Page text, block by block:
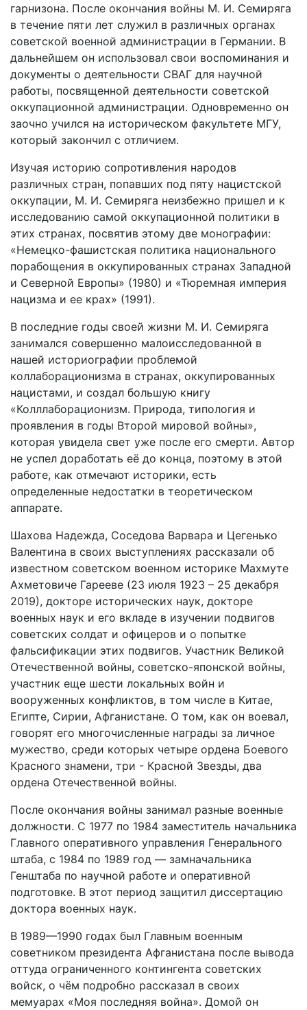
гарнизона. После окончания войны М. И. Семиряга
в течение пяти лет служил в различных органах
советской военной администрации в Германии. В
дальнейшем он использовал свои воспоминания и
документы о деятельности СВАГ для научной
работы, посвященной деятельности советской
оккупационной администрации. Одновременно он
заочно учился на историческом факультете МГУ,
который закончил с отличием.
Изучая историю сопротивления народов
различных стран, попавших под пяту нацистской
оккупации, М. И. Семиряга неизбежно пришел и к
исследованию самой оккупационной политики в
этих странах, посвятив этому две монографии:
«Немецко-фашистская политика национального
порабощения в оккупированных странах Западной
и Северной Европы» (1980) и «Тюремная империя
нацизма и ее крах» (1991).
В последние годы своей жизни М. И. Семиряга
занимался совершенно малоисследованной в
нашей историографии проблемой
коллаборационизма в странах, оккупированных
нацистами, и создал большую книгу
«Колллаборационизм. Природа, типология и
проявления в годы Второй мировой войны»,
которая увидела свет уже после его смерти. Автор
не успел доработать её до конца, поэтому в этой
работе, как отмечают историки, есть
определенные недостатки в теоретическом
аппарате.
Шахова Надежда, Соседова Варвара и Цегенько
Валентина в своих выступлениях рассказали об
известном советском военном историке Махмуте
Ахметовиче Гарееве (23 июля 1923 – 25 декабря
2019), докторе исторических наук, докторе
военных наук и его вкладе в изучении подвигов
советских солдат и офицеров и о попытке
фальсификации этих подвигов. Участник Великой
Отечественной войны, советско-японской войны,
участник еще шести локальных войн и
вооруженных конфликтов, в том числе в Китае,
Египте, Сирии, Афганистане. О том, как он воевал,
говорят его многочисленные награды за личное
мужество, среди которых четыре ордена Боевого
Красного знамени, три - Красной Звезды, два
ордена Отечественной войны.
После окончания войны занимал разные военные
должности. С 1977 по 1984 заместитель начальника
Главного оперативного управления Генерального
штаба, с 1984 по 1989 год — замначальника
Генштаба по научной работе и оперативной
подготовке. В этот период защитил диссертацию
доктора военных наук.
В 1989—1990 годах был Главным военным
советником президента Афганистана после вывода
оттуда ограниченного контингента советских
войск, о чём подробно рассказал в своих
мемуарах «Моя последняя война». Домой он